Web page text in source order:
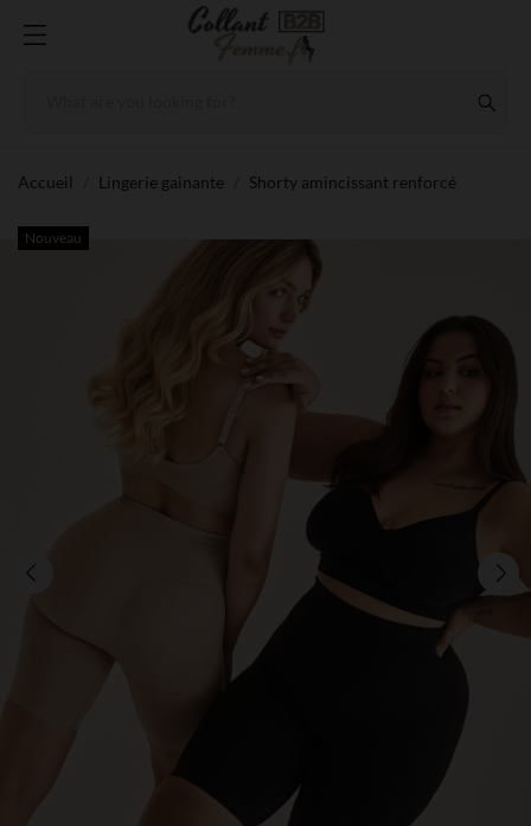
Accueil Lingerie gainante Shorty amincissant renforcé
Nouveau